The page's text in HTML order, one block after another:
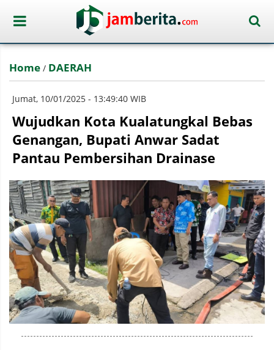
Home / DAERAH
Jumat, 10/01/2025 - 13:49:40 WIB
Wujudkan Kota Kualatungkal Bebas
Genangan, Bupati Anwar Sadat
Pantau Pembersihan Drainase